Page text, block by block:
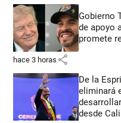
Gobierno
de apoyo
promete
hace 3 horas share
De la
eliminará
desde Cali